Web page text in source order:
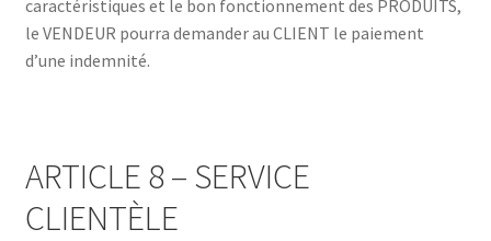
caractéristiques et le bon fonctionnement des PRODUITS,
le VENDEUR pourra demander au CLIENT le paiement
d’une indemnité.
ARTICLE 8 – SERVICE
CLIENTÈLE